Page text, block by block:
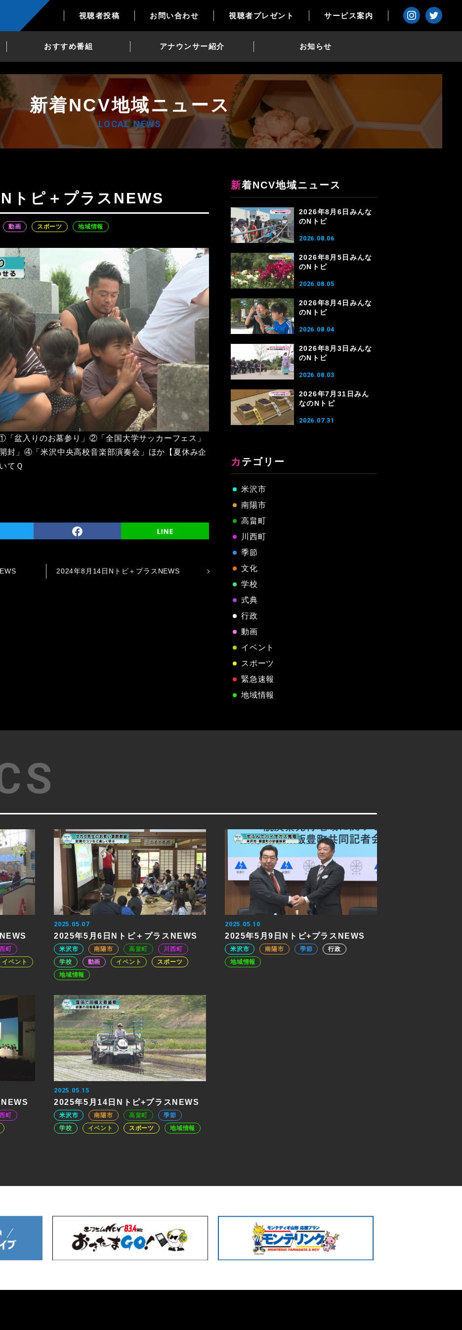
視聴者投稿 お問い合わせ 視聴者プレゼント サービス案内
おすすめ番組 アナウンサー紹介 お知らせ
新着NCV地域ニュース
LOCAL NEWS
トピ＋プラスNEWS
動画 スポーツ 地域情報
盆入りのお墓参り」②「全国大学サッカーフェス」
封」④「米沢中央高校音楽部演奏会」ほか【夏休み企
てＱ
2024年8月14日Nトピ＋プラスNEWS
新着NCV地域ニュース
2026年8月6日みんな
のNトピ
2026.08.06
2026年8月5日みんな
のNトピ
2026.08.05
2026年8月4日みんな
のNトピ
2026.08.04
2026年8月3日みんな
のNトピ
2026.08.03
2026年7月31日みん
なのNトピ
2026.07.31
カテゴリー
米沢市
南陽市
高畠町
川西町
季節
文化
学校
式典
行政
動画
イベント
スポーツ
緊急速報
地域情報
町
イベント
2025.05.07
2025年5月6日Nトピ＋プラスNEWS
米沢市 南陽市 高畠町
川西町
学校
動画 イベント
スポーツ
地域情報
2025.05.10
2025年5月9日Nトピ+プラスNEWS
米沢市 南陽市 季節
行政
地域情報
町
2025.05.15
2025年5月14日Nトピ+プラスNEWS
米沢市 南陽市 高畠町
季節
学校
イベント スポーツ 地域情報